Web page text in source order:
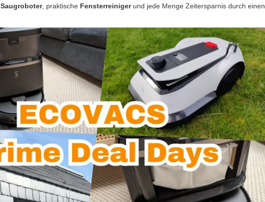
Saugroboter, praktische Fensterreinigerund jede Menge Zeitersparnis durch einen